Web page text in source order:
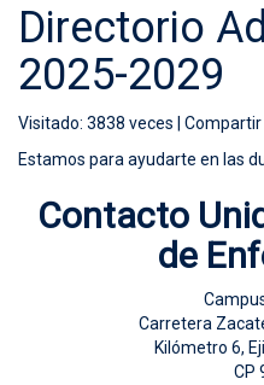
Directorio
2025-2029
Visitado: 3838 veces | Compartir
Estamos para ayudarte en las
Contacto
de
Carretera
Kilómetro 6,
CP